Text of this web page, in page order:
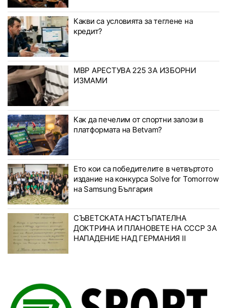
Какви са условията за теглене на
кредит?
МВР АРЕСТУВА 225 ЗА ИЗБОРНИ
ИЗМАМИ
Как да печелим от спортни залози в
платформата на Betvam?
Ето кои са победителите в четвъртото
издание на конкурса Solve for Tomorrow
на Samsung България
СЪВЕТСКАТА НАСТЪПАТЕЛНА
ДОКТРИНА И ПЛАНОВЕТЕ НА СССР ЗА
НАПАДЕНИЕ НАД ГЕРМАНИЯ II